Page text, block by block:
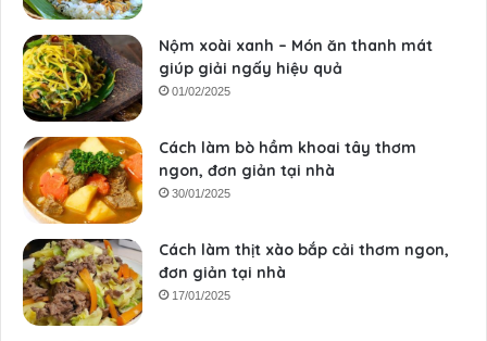
Nộm xoài xanh – Món ăn thanh mát
giúp giải ngấy hiệu quả
01/02/2025
Cách làm bò hầm khoai tây thơm
ngon, đơn giản tại nhà
30/01/2025
Cách làm thịt xào bắp cải thơm ngon,
đơn giản tại nhà
17/01/2025